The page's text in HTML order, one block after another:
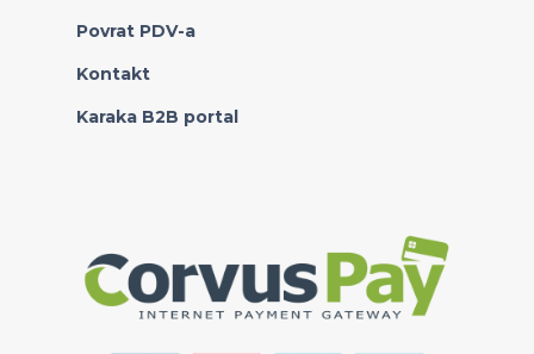
Povrat PDV-a
Kontakt
Karaka B2B portal